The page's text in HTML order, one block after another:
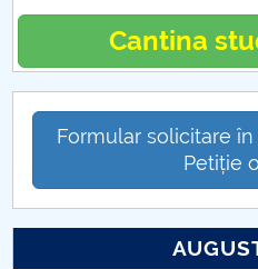
Cantina
Formular solicitare
Petiție